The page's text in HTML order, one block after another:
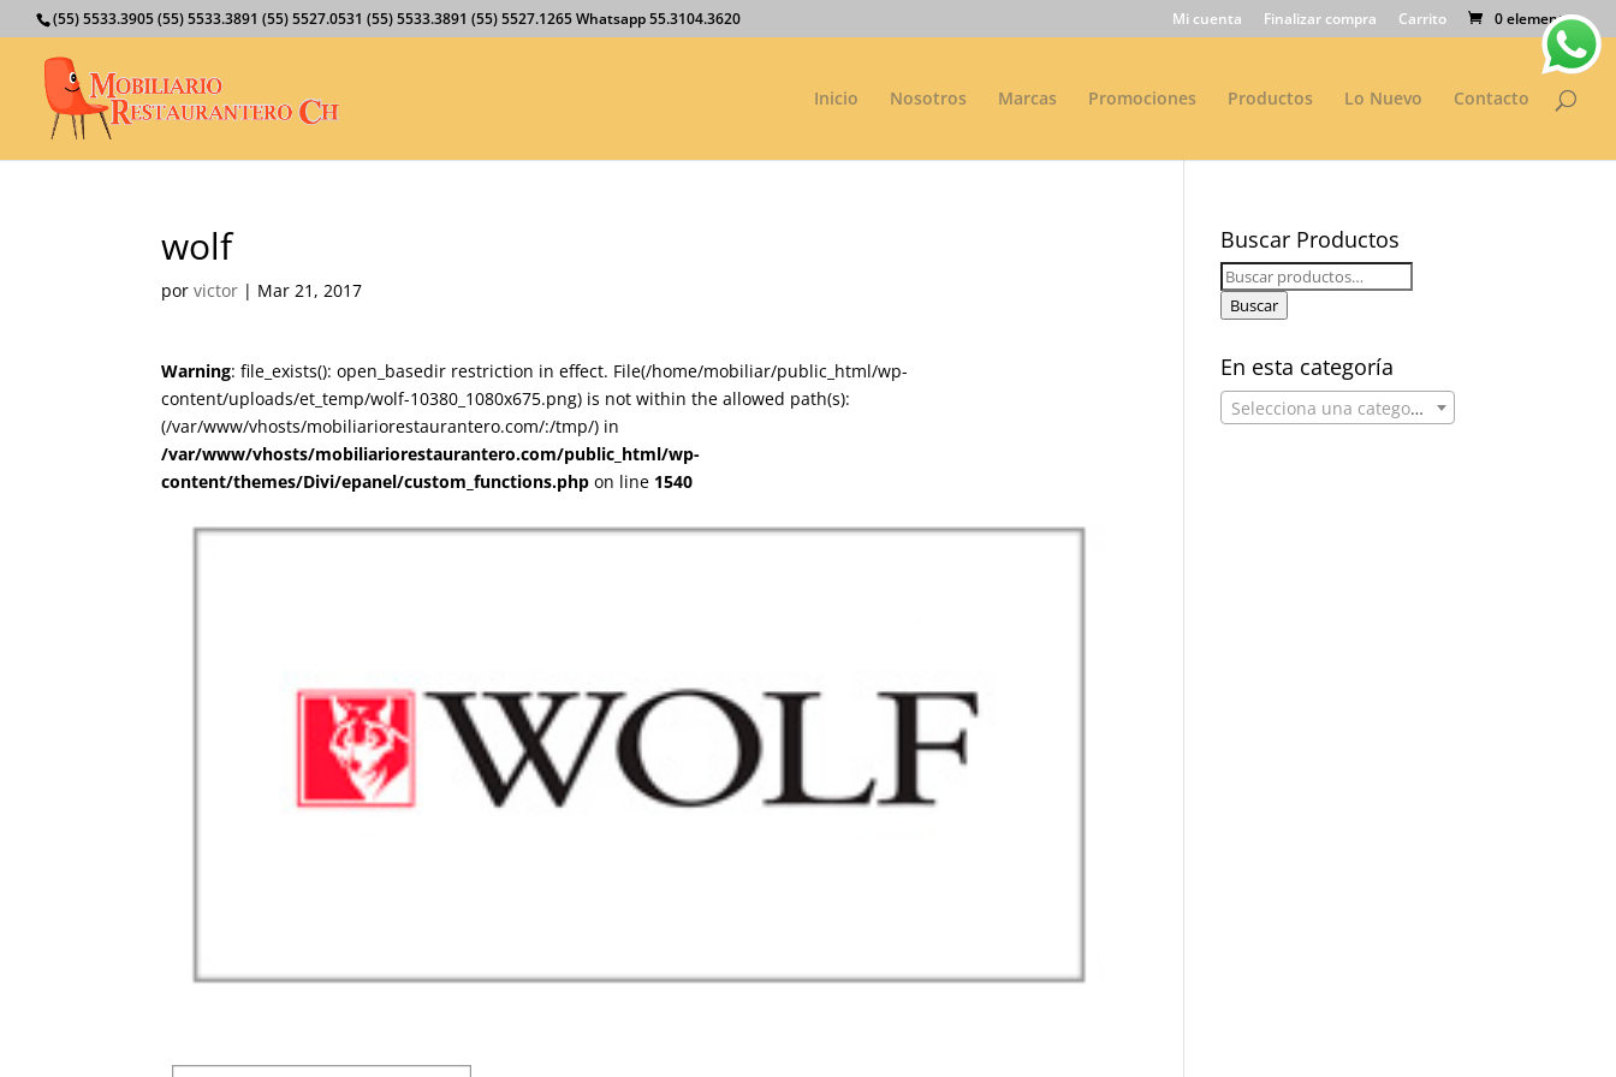
(55) 5533.3905 (55) 5533.3891 (55) 5527.0531 (55) 5533.3891 (55) 5527.1265 Whatsapp 55.3104.3620 Mi cuenta Finalizar compra Carrito 0 elementos
Inicio Nosotros Marcas Promociones Productos Lo Nuevo Contacto
wolf
porvictor | Mar 21, 2017
Warning: file_exists(): open_basedir restriction in effect. File(/home/mobiliar/public_html/wp-
content/uploads/et_temp/wolf-10380_1080x675.png) is not within the allowed path(s):
(/var/www/vhosts/mobiliariorestaurantero.com/:/tmp/) in
/var/www/vhosts/mobiliariorestaurantero.com/public_html/wp-
content/themes/Divi/epanel/custom_functions.php on line 1540
Buscar Productos
Buscar
por:
Buscar
En esta categoría
Selecciona una categoría